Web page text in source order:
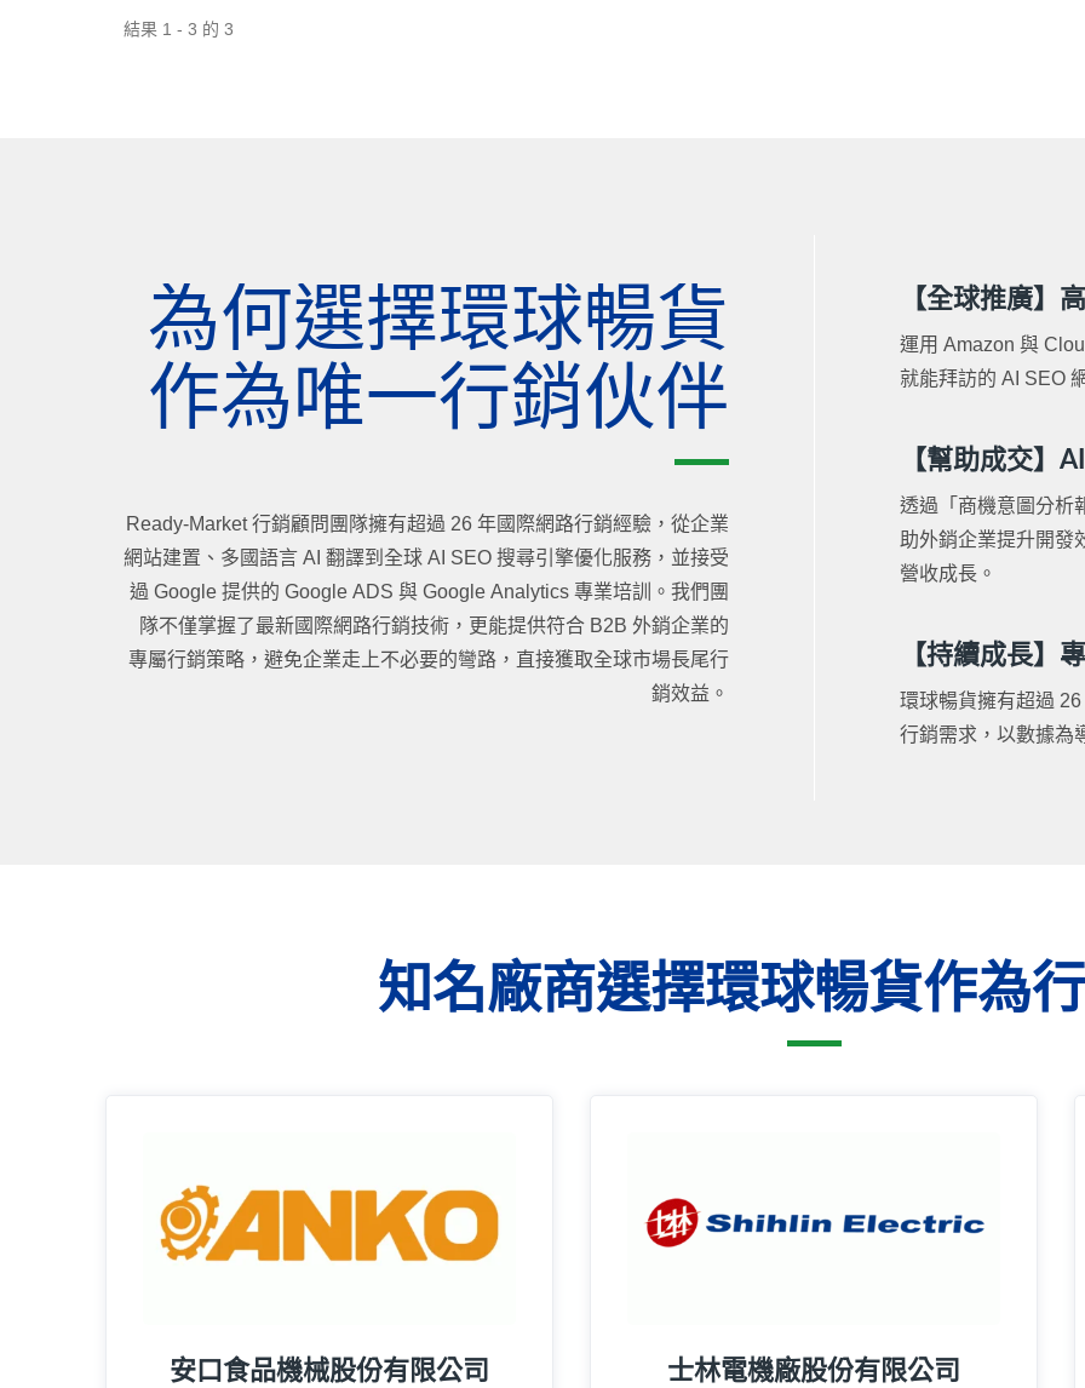
結果 1 - 3 的 3
為何選擇環球暢貨
作為唯一行銷伙伴
Ready-Market 行銷顧問團隊擁有超過 26 年國際網路行銷經驗，從企業
網站建置、多國語言 AI 翻譯到全球 AI SEO 搜尋引擎優化服務，並接受
過 Google 提供的 Google ADS 與 Google Analytics 專業培訓。我們團
隊不僅掌握了最新國際網路行銷技術，更能提供符合 B2B 外銷企業的
專屬行銷策略，避免企業走上不必要的彎路，直接獲取全球市場長尾行
銷效益。
【全球推廣】
運用 Amazon 與
就能拜訪的 AI SEO
【幫助成交】
透過「商機意圖分析
助外銷企業提升開發
營收成長。
【持續成長】
環球暢貨擁有超過
行銷需求，以數據為
知名廠商選擇環球暢貨作為
安口食品機械股份有限公司 士林電機廠股份有限公司